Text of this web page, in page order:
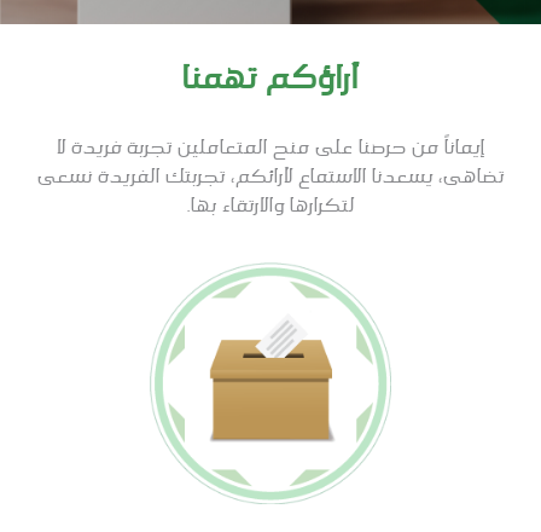
آراؤكم تهمنا
إيماناً من حرصنا على منح المتعاملين تجربة فريدة لا
تضاهى، يسعدنا الاستماع لآرائكم، تجربتك الفريدة نسعى
لتكرارها والارتقاء بها.